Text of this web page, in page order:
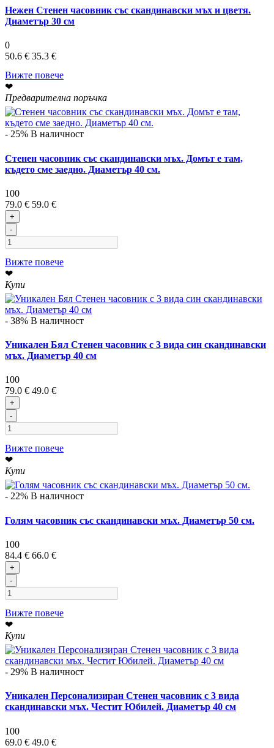
Нежен Стенен часовник със скандинавски мъх и цветя.
Диаметър 30 см
0
50.6 € 35.3 €
Вижте повече
❤
Предварителна поръчка
- 25% В наличност
Стенен часовник със скандинавски мъх. Домът е там,
където сме заедно. Диаметър 40 см.
100
79.0 € 59.0 €
+
-
Вижте повече
❤
Купи
- 38% В наличност
Уникален Бял Стенен часовник с 3 вида син скандинавски
мъх. Диаметър 40 см
100
79.0 € 49.0 €
+
-
Вижте повече
❤
Купи
- 22% В наличност
Голям часовник със скандинавски мъх. Диаметър 50 см.
100
84.4 € 66.0 €
+
-
Вижте повече
❤
Купи
- 29% В наличност
Уникален Персонализиран Стенен часовник с 3 вида
скандинавски мъх. Честит Юбилей. Диаметър 40 см
100
69.0 € 49.0 €